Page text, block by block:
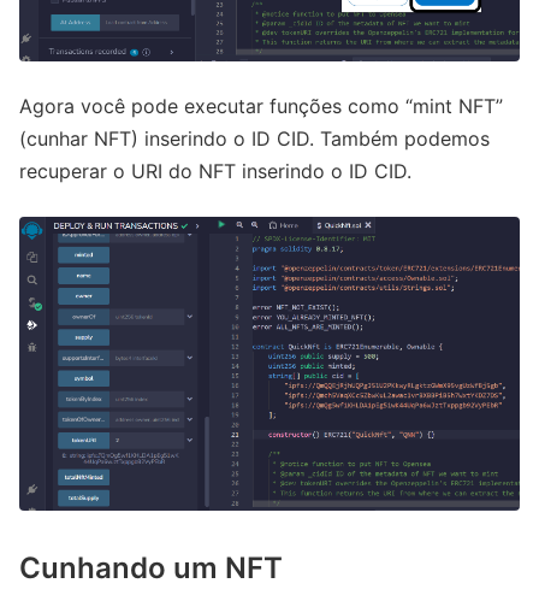
Agora você pode executar funções como “mint NFT”
(cunhar NFT) inserindo o ID CID. Também podemos
recuperar o URI do NFT inserindo o ID CID.
Cunhando um NFT